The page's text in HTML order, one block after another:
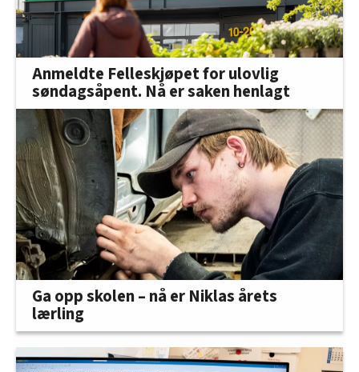
Anmeldte Felleskjøpet for ulovlig
søndagsåpent. Nå er saken henlagt
Ga opp skolen – nå er Niklas årets
lærling